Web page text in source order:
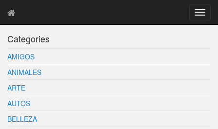
T
o
Categories
AMIGOS
ANIMALES
ARTE
AUTOS
BELLEZA